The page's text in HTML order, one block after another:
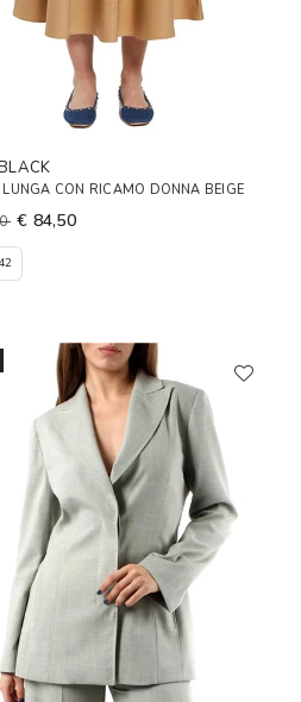
CON RICAMO DONNA BEIGE
€ 84,50
42